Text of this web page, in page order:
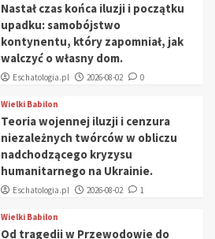
Nastał czas końca iluzji i początku
upadku: samobójstwo
kontynentu, który zapomniał, jak
walczyć o własny dom.
Eschatologia.pl 2026-08-02 0
Wielki Babilon
Teoria wojennej iluzji i cenzura
niezależnych twórców w obliczu
nadchodzącego kryzysu
humanitarnego na Ukrainie.
Eschatologia.pl 2026-08-02 1
Wielki Babilon
Od tragedii w Przewodowie do